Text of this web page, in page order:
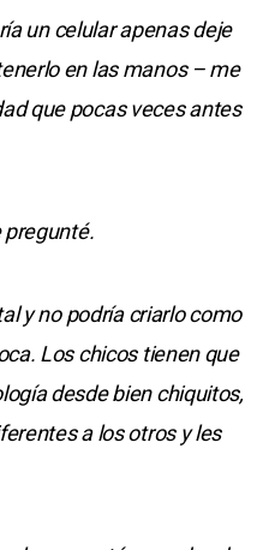
un celular apenas deje
en las manos – me
que pocas veces antes
pregunté.
y no podría criarlo como
Los chicos tienen que
desde bien chiquitos,
a los otros y les